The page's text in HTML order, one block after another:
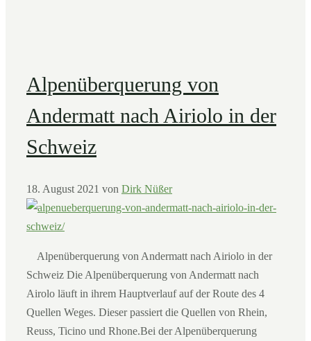
Alpenüberquerung von
Andermatt nach Airiolo in der
Schweiz
18. August 2021 von Dirk Nüßer
Alpenüberquerung von Andermatt nach Airiolo in der
Schweiz Die Alpenüberquerung von Andermatt nach
Airolo läuft in ihrem Hauptverlauf auf der Route des 4
Quellen Weges. Dieser passiert die Quellen von Rhein,
Reuss, Ticino und Rhone.Bei der Alpenüberquerung